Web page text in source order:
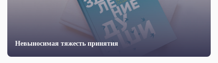
Невыносимая тяжесть принятия